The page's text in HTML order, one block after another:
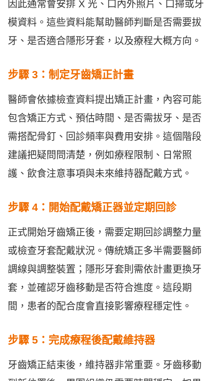
因此通常會安排 X 光、口內外照片、口掃或牙
模資料。這些資料能幫助醫師判斷是否需要拔
牙、是否適合隱形牙套，以及療程大概方向。
步驟 3：制定牙齒矯正計畫
醫師會依據檢查資料提出矯正計畫，內容可能
包含矯正方式、預估時間、是否需拔牙、是否
需搭配骨釘、回診頻率與費用安排。這個階段
建議把疑問問清楚，例如療程限制、日常照
護、飲食注意事項與未來維持器配戴方式。
步驟 4：開始配戴矯正器並定期回診
正式開始牙齒矯正後，需要定期回診調整力量
或檢查牙套配戴狀況。傳統矯正多半需要醫師
調線與調整裝置；隱形牙套則需依計畫更換牙
套，並確認牙齒移動是否符合進度。這段期
間，患者的配合度會直接影響療程穩定性。
步驟 5：完成療程後配戴維持器
牙齒矯正結束後，維持器非常重要。牙齒移動